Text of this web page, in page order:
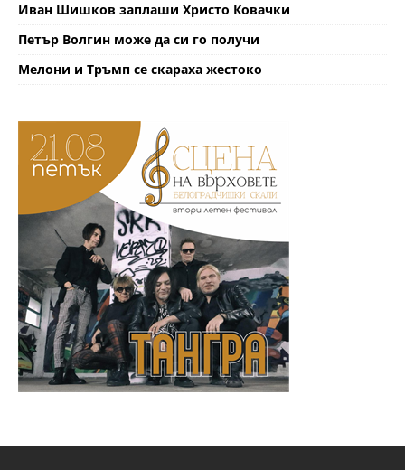
Иван Шишков заплаши Христо Ковачки
Петър Волгин може да си го получи
Мелони и Тръмп се скараха жестоко